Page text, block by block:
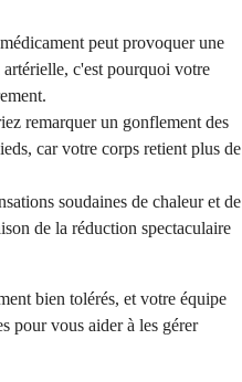
peut provoquer une
c'est pourquoi votre
remarquer un gonflement des
car votre corps retient plus de
soudaines de chaleur et de
de la réduction spectaculaire
bien tolérés, et votre équipe
pour vous aider à les gérer